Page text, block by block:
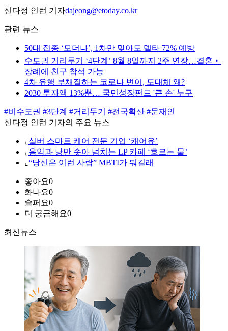
신다정 인턴 기자dajeong@etoday.co.kr
관련 뉴스
50대 접종 ‘모더나’, 1차만 맞아도 델타 72% 예방
수도권 거리두기 ‘4단계’ 8월 8일까지 2주 연장…결혼‧
장례에 친구 참석 가능
4차 유행 부채질하는 코로나 변이, 도대체 왜?
2030 투자액 13%뿐… 국민성장펀드 '큰 손' 누구
#비수도권 #3단계 #거리두기 #전국확산 #문재인
신다정 인턴 기자의 주요 뉴스
⌞ 실버 스마트 케어 전문 기업 ‘캐어유’
⌞ 음악과 낭만 솟아 넘치는 LP 카페 ‘흐르는 물’
⌞ “당신은 이런 사람” MBTI가 뭐길래
좋아요0
화나요0
슬퍼요0
더 궁금해요0
최신뉴스